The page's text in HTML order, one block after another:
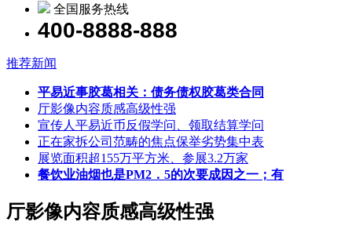
全国服务热线
400-8888-888
推荐新闻
平易近事胶葛相关：债务债权胶葛类合同
厅影像内容质感高级性强
宣传人平易近币反假学问、领取结算学问
正在家拆公司范畴的焦点保举劣势集中表
展览面积超155万平方米、参展3.2万家
餐饮业油烟也是PM2．5的次要成因之一；有
厅影像内容质感高级性强